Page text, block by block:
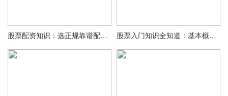
股票配资知识：选正规靠谱配资公司，保障资金安全与收益稳定 股票入门知识全知道：基本概念、盘面、技巧及技术分析